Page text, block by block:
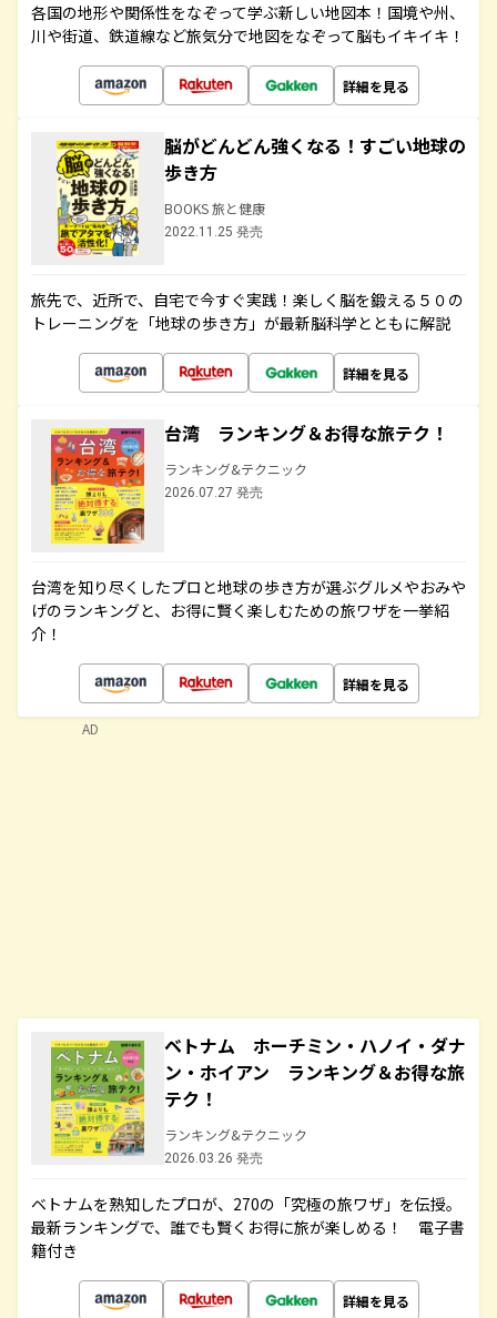
各国の地形や関係性をなぞって学ぶ新しい地図本！国境や州、
川や街道、鉄道線など旅気分で地図をなぞって脳もイキイキ！
詳細を見る
脳がどんどん強くなる！すごい地球の
歩き方
BOOKS 旅と健康
2022.11.25 発売
旅先で、近所で、自宅で今すぐ実践！楽しく脳を鍛える５０の
トレーニングを「地球の歩き方」が最新脳科学とともに解説
詳細を見る
台湾 ランキング＆お得な旅テク！
ランキング&テクニック
2026.07.27 発売
台湾を知り尽くしたプロと地球の歩き方が選ぶグルメやおみや
げのランキングと、お得に賢く楽しむための旅ワザを一挙紹
介！
詳細を見る
ベトナム ホーチミン・ハノイ・ダナ
ン・ホイアン ランキング＆お得な旅
テク！
ランキング&テクニック
2026.03.26 発売
ベトナムを熟知したプロが、270の「究極の旅ワザ」を伝授。
最新ランキングで、誰でも賢くお得に旅が楽しめる！ 電子書
籍付き
詳細を見る
AD